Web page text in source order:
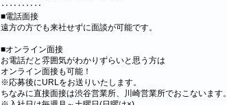
‥‥‥‥‥
■電話面接
遠方の方でも来社せずに面談が可能です。
■オンライン面接
お電話だと雰囲気がわかりずらいと思う方は
オンライン面接も可能！
※応募後にURLをお送りいたします。
ちなみに直接面接は渋谷営業所、川崎営業所でおこないます。